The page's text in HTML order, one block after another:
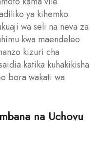
ya kihemko.
wa seli na neva za
kwa maendeleo
kizuri cha
katika kuhakikisha
bora wakati wa
na Uchovu